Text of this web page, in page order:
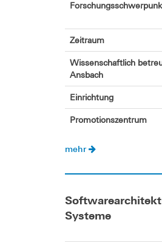
Zeitraum
Wissenschaftlich
Ansbach
Einrichtung
Promotionszentrum
mehr
Systeme